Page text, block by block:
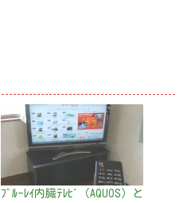
ﾌﾞﾙｰﾚｲ内臓ﾃﾚﾋﾞ（AQUOS）と